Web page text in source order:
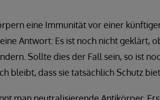
eine Immunität vor einer
Antwort: Es ist noch nicht geklärt,
Sollte dies der Fall sein, so ist
bleibt, dass sie tatsächlich Schutz